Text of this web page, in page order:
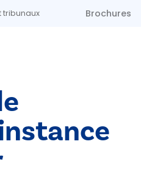
tribunaux Brochures